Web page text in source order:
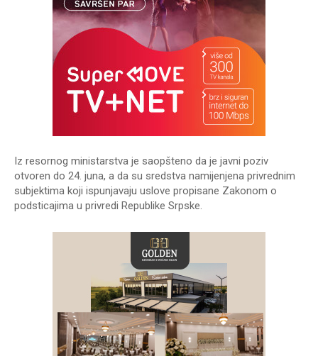
Iz resornog ministarstva je saopšteno da je javni poziv
otvoren do 24. juna, a da su sredstva namijenjena privrednim
subjektima koji ispunjavaju uslove propisane Zakonom o
podsticajima u privredi Republike Srpske.